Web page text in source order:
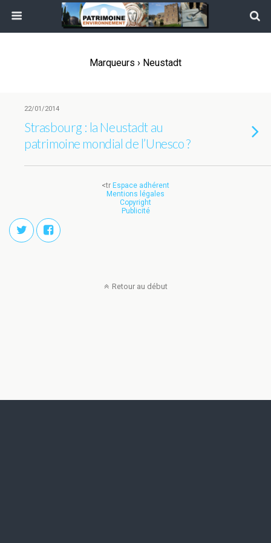
Marqueurs › Neustadt
22/01/2014
Strasbourg : la Neustadt au
patrimoine mondial de l’Unesco ?
<tr Espace adhérent
Mentions légales
Copyright
Publicité
Retour au début